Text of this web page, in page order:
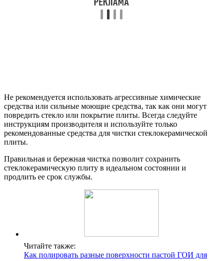
Не рекомендуется использовать агрессивные химические
средства или сильные моющие средства, так как они могут
повредить стекло или покрытие плиты. Всегда следуйте
инструкциям производителя и используйте только
рекомендованные средства для чистки стеклокерамической
плиты.
Правильная и бережная чистка позволит сохранить
стеклокерамическую плиту в идеальном состоянии и
продлить ее срок службы.
Читайте также:
Как полировать разные поверхности пастой ГОИ для